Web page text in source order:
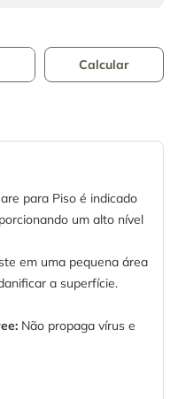
para Piso é indicado
um alto nível
em uma pequena área
a superfície.
Não propaga vírus e